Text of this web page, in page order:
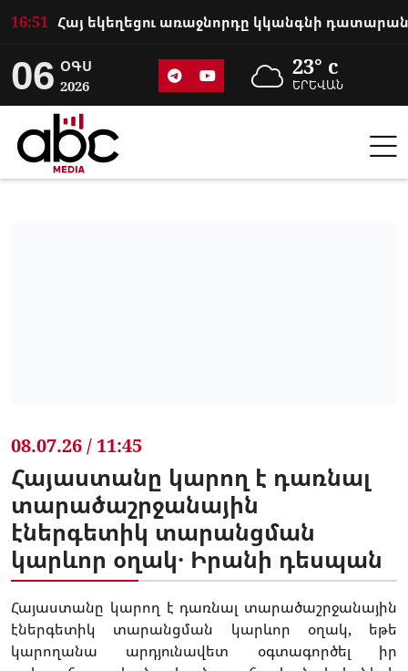
16:51
06 ՕԳՍ
2026
23° c
ԵՐԵՎԱՆ
08.07.26 / 11:45
Հայաստանը կարող է դառնալ
տարածաշրջանային
էներգետիկ տարանցման
կարևոր օղակ․ Իրանի դեսպան
Հայաստանը կարող է դառնալ տարածաշրջանային
էներգետիկ տարանցման կարևոր օղակ, եթե
կարողանա արդյունավետ օգտագործել իր